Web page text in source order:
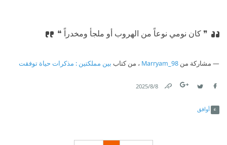
❞ كان نومي نوعاً من الهروب أو ملجأ ومخدراً ❝
مشاركة من Marryam_98 ، من كتاب بين مملكتين : مذكرات حياة توفقت
8‏/8‏/2025
أوافق